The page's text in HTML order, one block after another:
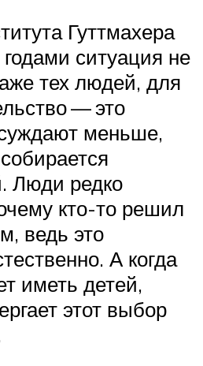
Гуттмахера
ситуация не
тех людей, для
— это
меньше,
Люди редко
кто-то решил
ведь это
А когда
иметь детей,
этот выбор